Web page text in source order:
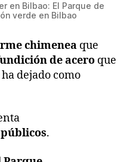
en Bilbao: El Parque de
verde en Bilbao
chimenea que
de acero que
dejado como
.